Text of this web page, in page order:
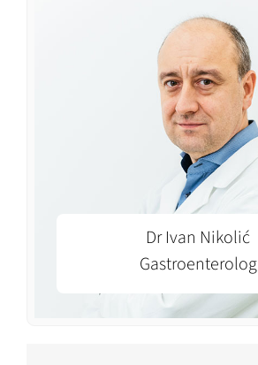
Dr Ivan Nikolić
Gastroenterolog